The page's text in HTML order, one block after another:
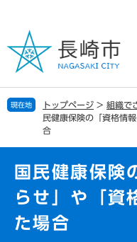
の
で
す
ー
ば
し
現在地 トップページ > 組織で
民健康保険の「資格情
合
国民健康保険
らせ」や「資
た場合